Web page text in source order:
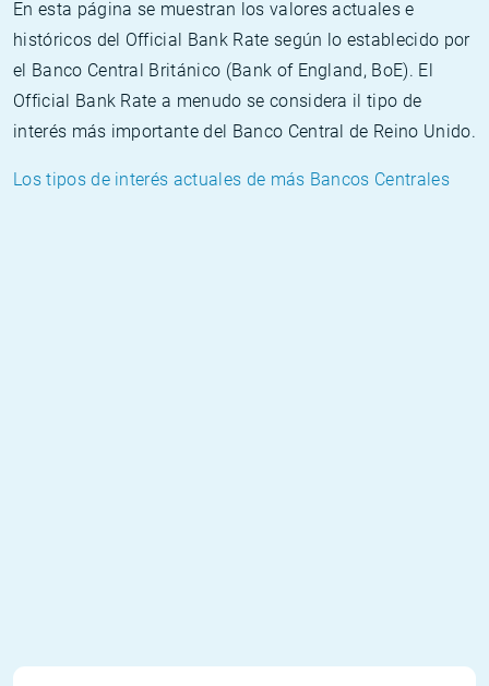
En esta página se muestran los valores actuales e
históricos del Official Bank Rate según lo establecido por
el Banco Central Británico (Bank of England, BoE). El
Official Bank Rate a menudo se considera il tipo de
interés más importante del Banco Central de Reino Unido.
Los tipos de interés actuales de más Bancos Centrales